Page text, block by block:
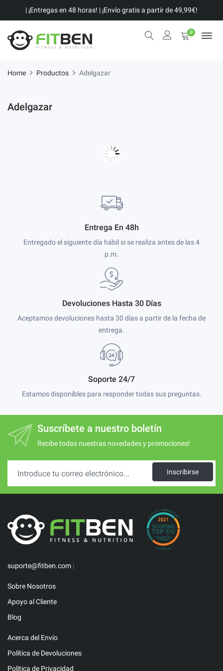
| ¡Entregas en 48 horas! | ¡Envío gratis a partir de 49,99€!
0
Home Productos Adelgazar
Adelgazar
Entrega En 48h
Entregado el siguiente día hábil si se realiza antes de las 4
p.m.
Devoluciones Hasta 30 Días
Aceptamos devoluciones hasta 30 días a partir de la fecha de
entrega.
Soporte 24/7
Estamos disponibles para responder todas sus preguntas.
Suscríbete a nuestro boletín
Recibe todas nuestras novedades y promociones!
Inscribirse
suporte@fitben.com |
Sobre Nosotros
Apoyo al Cliente
Blog
Acerca del Envío
Política de Devoluciones
Política de Privacidad